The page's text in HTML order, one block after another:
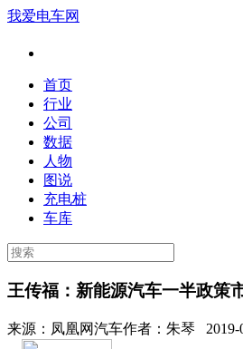
我爱电车网
首页
行业
公司
数据
人物
图说
充电桩
车库
王传福：新能源汽车一半政策
来源： 凤凰网汽车作者： 朱琴 2019-